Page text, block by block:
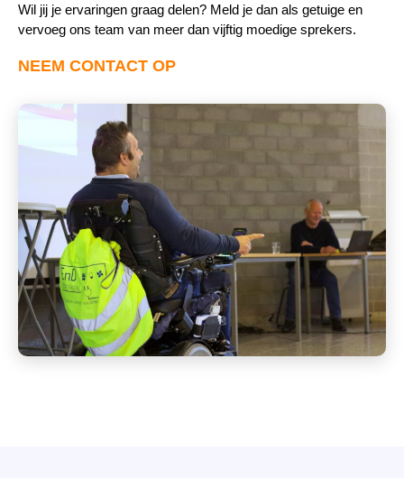
Wil jij je ervaringen graag delen? Meld je dan als getuige en
vervoeg ons team van meer dan vijftig moedige sprekers.
NEEM CONTACT OP